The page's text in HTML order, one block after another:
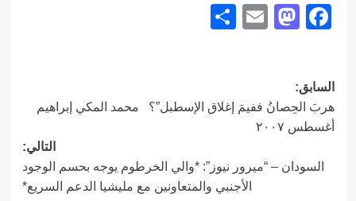
Facebook
Mastodon
Email
تصفّح
المقالات
السابق:
هربَ الحِصانُ ففيمَ إغلاق الإسطبل”؟ محمد المكي إبراهيم
أغسطس ٢٠٠٧
التالي:
السودان – “ميرور نيوز”: *والي الخرطوم يوجه بحسم الوجود
الأجنبي والمتعاونين مع مليشيا الدعم السريع*